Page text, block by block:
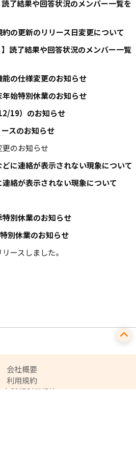
了結果や回答状況のメンバー一覧を
約の更新のリリース日変更について
読了結果や回答状況のメンバー一覧
能の仕様変更のお知らせ
始特別休業のお知らせ
19）のお知らせ
スのお知らせ
更のお知らせ
どに連絡が表示されない現象について
連絡が表示されない現象について
別休業のお知らせ
別休業のお知らせ
ースしました。
会社概要
利用規約
有料版利用規約